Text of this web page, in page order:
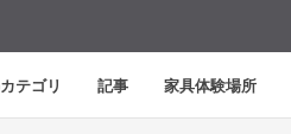
カテゴリ 記事 家具体験場所